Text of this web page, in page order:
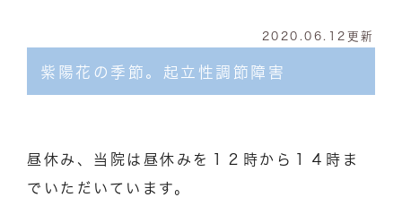
2020.06.12更新
紫陽花の季節。起立性調節障害
昼休み、当院は昼休みを１２時から１４時ま
でいただいています。